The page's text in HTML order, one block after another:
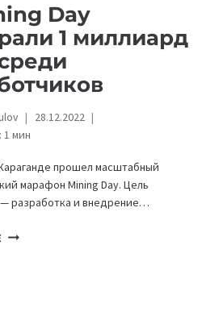
Day
1 миллиард
28.12.2022
1 мин
прошел масштабный
марафон Mining Day. Цель
разработка и внедрение…
НА